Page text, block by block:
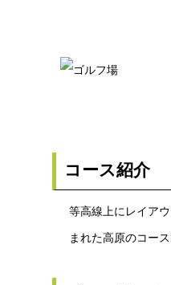
コース紹介
等高線上にレイア
まれた高原のコース